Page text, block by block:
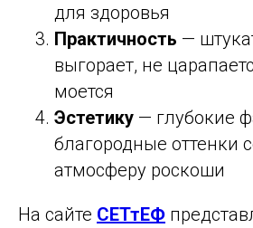
для здоровья
Практичность —
выгорает, не
моется
Эстетику — глубокие
благородные оттенки
атмосферу роскоши
На сайте СЕТтЕФ